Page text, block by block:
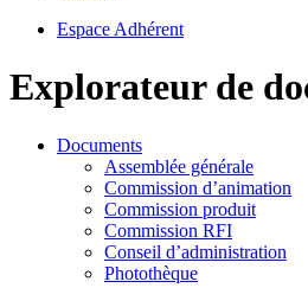
Espace Adhérent
Explorateur de
Documents
Assemblée générale
Commission d’animation
Commission produit
Commission RFI
Conseil d’administration
Photothèque